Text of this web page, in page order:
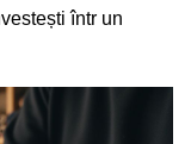
într un